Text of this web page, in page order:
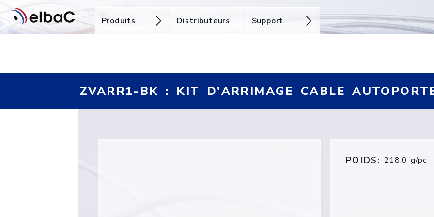
Produits Distributeurs Support
ZVARR1-BK : KIT D'ARRIMAGE CABLE
POIDS: 218.0 g/pc